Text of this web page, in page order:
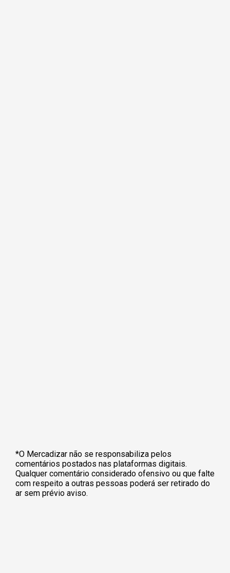
*O Mercadizar não se responsabiliza pelos
comentários postados nas plataformas digitais.
Qualquer comentário considerado ofensivo ou que falte
com respeito a outras pessoas poderá ser retirado do
ar sem prévio aviso.